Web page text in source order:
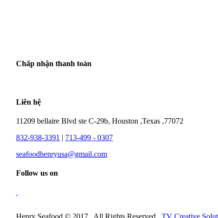
Chấp nhận thanh toán
Liên hệ
11209 bellaire Blvd ste C-29b, Houston ,Texas ,77072
832-938-3391 | 713-499 - 0307
seafoodhenryusa@gmail.com
Follow us on